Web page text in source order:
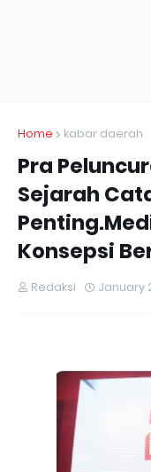
Home kabar daerah
Pra
Sejarah
Konsepsi
Redaksi January